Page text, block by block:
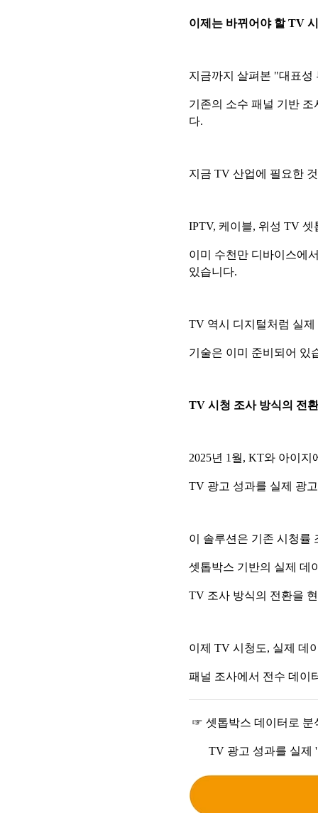
이제는 바뀌어야 할 TV
지금까지 살펴본 "대표
기존의 소수 패널 기반
다.
지금 TV 산업에 필요한
IPTV, 케이블, 위성 TV
이미 수천만 디바이스에
있습니다.
TV 역시 디지털처럼 실
기술은 이미 준비되어 있
TV 시청 조사 방식의 전
2025년 1월, KT와 아이
TV 광고 성과를 실제 광
이 솔루션은 기존 시청률
셋톱박스 기반의 실제 데
TV 조사 방식의 전환을
이제 TV 시청도, 실제 데
패널 조사에서 전수 데이
☞ 셋톱박스 데이터로 분
TV 광고 성과를 실제 '